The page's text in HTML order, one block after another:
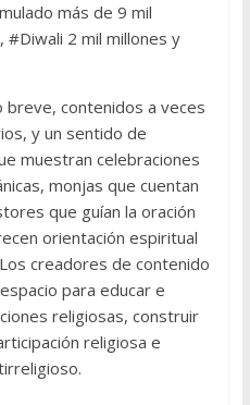
más de 9 mil
#Diwali 2 mil millones y
breve, contenidos a veces
y un sentido de
muestran celebraciones
monjas que cuentan
que guían la oración
orientación espiritual
creadores de contenido
para educar e
religiosas, construir
religiosa e